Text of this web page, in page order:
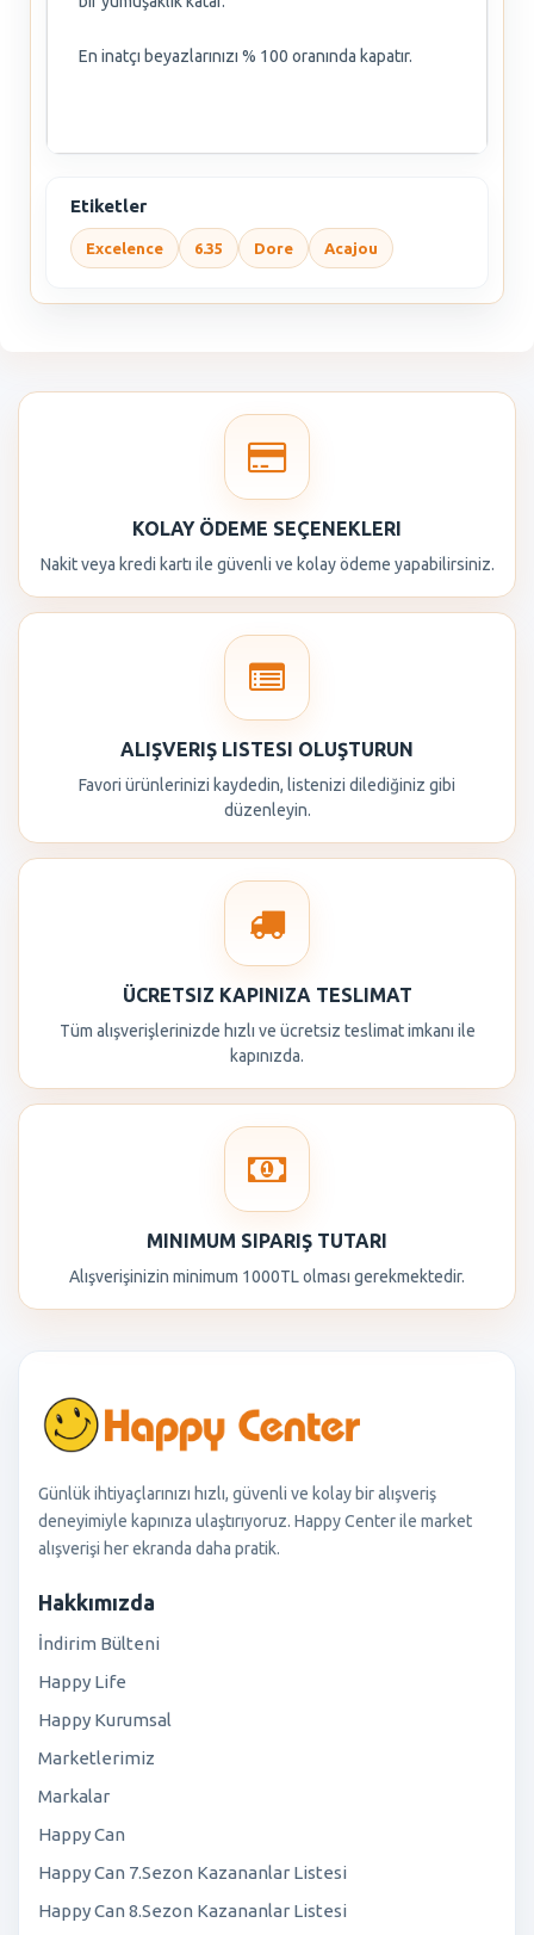
En inatçı beyazlarınızı % 100 oranında kapatır.
Etiketler
Excelence 6.35 Dore Acajou
KOLAY ÖDEME SEÇENEKLERI
Nakit veya kredi kartı ile güvenli ve kolay ödeme yapabilirsiniz.
ALIŞVERIŞ LISTESI OLUŞTURUN
Favori ürünlerinizi kaydedin, listenizi dilediğiniz gibi
düzenleyin.
ÜCRETSIZ KAPINIZA TESLIMAT
Tüm alışverişlerinizde hızlı ve ücretsiz teslimat imkanı ile
kapınızda.
MINIMUM SIPARIŞ TUTARI
Alışverişinizin minimum 1000TL olması gerekmektedir.
Günlük ihtiyaçlarınızı hızlı, güvenli ve kolay bir alışveriş
deneyimiyle kapınıza ulaştırıyoruz. Happy Center ile market
alışverişi her ekranda daha pratik.
Hakkımızda
İndirim Bülteni
Happy Life
Happy Kurumsal
Marketlerimiz
Markalar
Happy Can
Happy Can 7.Sezon Kazananlar Listesi
Happy Can 8.Sezon Kazananlar Listesi